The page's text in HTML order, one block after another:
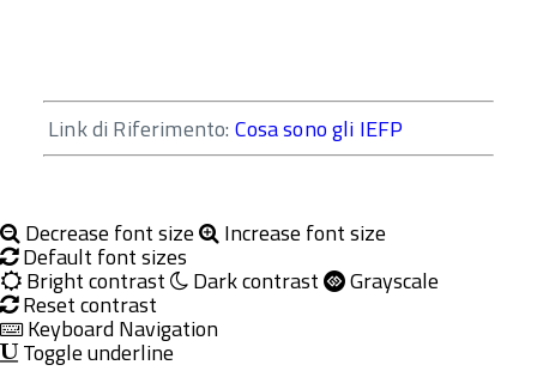
Link di Riferimento: Cosa sono gli IEFP
Decrease font size Increase font size
Default font sizes
Bright contrast Dark contrast Grayscale
Reset contrast
Keyboard Navigation
Toggle underline